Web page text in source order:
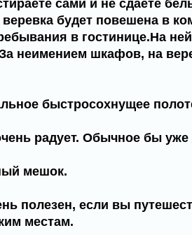
сами и не сдаете
веревка будет повешена в
в гостинице.На
неимением шкафов, на
быстросохнущее
радует. Обычное бы
мешок.
полезен, если вы
местам.